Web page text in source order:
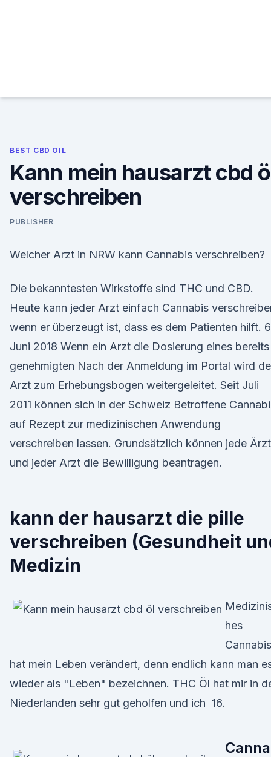
BEST CBD OIL
Kann mein hausarzt cbd
verschreiben
PUBLISHER
Welcher Arzt in NRW kann Cannabis verschreiben?
Die bekanntesten Wirkstoffe sind THC und CBD.
Heute kann jeder Arzt einfach Cannabis
wenn er überzeugt ist, dass es dem Patienten hilft.
Juni 2018 Wenn ein Arzt die Dosierung eines bereits
genehmigten Nach der Anmeldung im Portal wird
Arzt zum Erhebungsbogen weitergeleitet. Seit Juli
2011 können sich in der Schweiz Betroffene
auf Rezept zur medizinischen Anwendung
verschreiben lassen. Grundsätzlich können jede
und jeder Arzt die Bewilligung beantragen.
kann der hausarzt die pille
verschreiben (Gesundheit
Medizin
hes
Cannabis
hat mein Leben verändert, denn endlich kann man
wieder als "Leben" bezeichnen. THC Öl hat mir in
Niederlanden sehr gut geholfen und ich 16.